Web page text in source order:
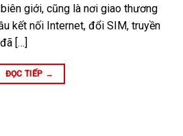
giới, cũng là nơi giao thương
kết nối Internet, đổi SIM, truyền
[…]
ĐỌC TIẾP →